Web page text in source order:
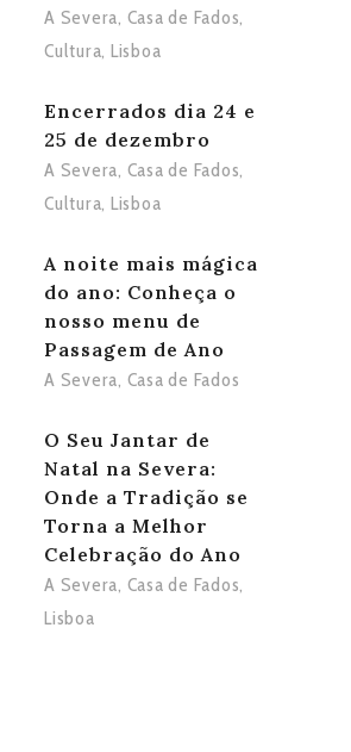
A Severa, Casa de Fados,
Cultura, Lisboa
Encerrados dia 24 e
25 de dezembro
A Severa, Casa de Fados,
Cultura, Lisboa
A noite mais mágica
do ano: Conheça o
nosso menu de
Passagem de Ano
A Severa, Casa de Fados
O Seu Jantar de
Natal na Severa:
Onde a Tradição se
Torna a Melhor
Celebração do Ano
A Severa, Casa de Fados,
Lisboa